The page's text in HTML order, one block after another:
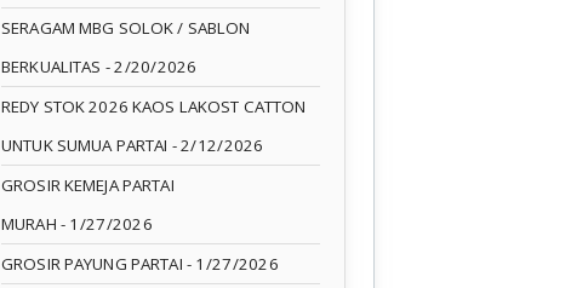
SERAGAM MBG SOLOK / SABLON
BERKUALITAS - 2/20/2026
REDY STOK 2026 KAOS LAKOST CATTON
UNTUK SUMUA PARTAI - 2/12/2026
GROSIR KEMEJA PARTAI
MURAH - 1/27/2026
GROSIR PAYUNG PARTAI - 1/27/2026